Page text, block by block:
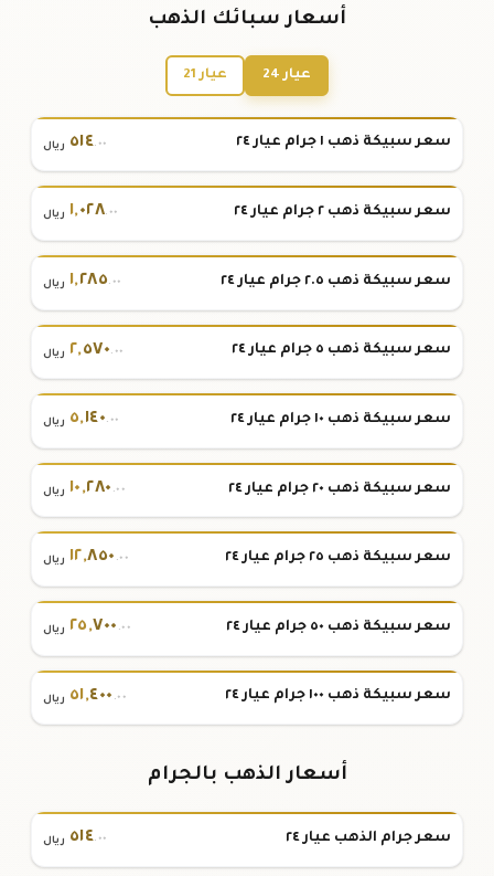
أسعار سبائك الذهب
عيار 24 عيار 21
سعر سبيكة ذهب ١ جرام عيار ٢٤ ٥١٤.٠٠ ريال
سعر سبيكة ذهب ٢ جرام عيار ٢٤ ١,٠٢٨.٠٠ ريال
سعر سبيكة ذهب ٢.٥ جرام عيار ٢٤ ١,٢٨٥.٠٠ ريال
سعر سبيكة ذهب ٥ جرام عيار ٢٤ ٢,٥٧٠.٠٠ ريال
سعر سبيكة ذهب ١٠ جرام عيار ٢٤ ٥,١٤٠.٠٠ ريال
سعر سبيكة ذهب ٢٠ جرام عيار ٢٤ ١٠,٢٨٠ .٠٠ ريال
سعر سبيكة ذهب ٢٥ جرام عيار ٢٤ ١٢,٨٥٠ .٠٠ ريال
سعر سبيكة ذهب ٥٠ جرام عيار ٢٤ ٢٥,٧٠٠ .٠٠ ريال
سعر سبيكة ذهب ١٠٠ جرام عيار ٢٤ ٥١,٤٠٠ .٠٠ ريال
أسعار الذهب بالجرام
سعر جرام الذهب عيار ٢٤ ٥١٤.٠٠ ريال